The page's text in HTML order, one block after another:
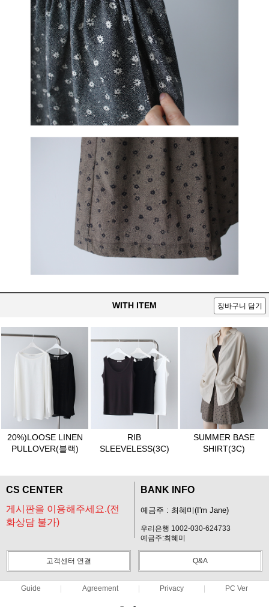
WITH ITEM 장바구니 담기
20%)LOOSE LINEN
PULLOVER(블랙)
RIB
SLEEVELESS(3C)
SUMMER BASE
SHIRT(3C)
CS CENTER
게시판을 이용해주세요.(전
화상담 불가)
BANK INFO
예금주 : 최혜미(I'm Jane)
우리은행 1002-030-624733
예금주:최혜미
고객센터 연결 Q&A
Guide Agreement Privacy PC Ver